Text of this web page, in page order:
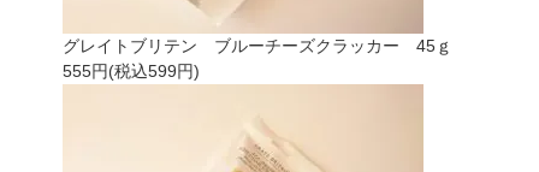
グレイトブリテン ブルーチーズクラッカー 45ｇ
555円(税込599円)